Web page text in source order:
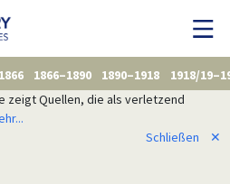
1866–1890 1890–1918
1918/
zeigt Quellen, die als verletzend
Schließen
✕